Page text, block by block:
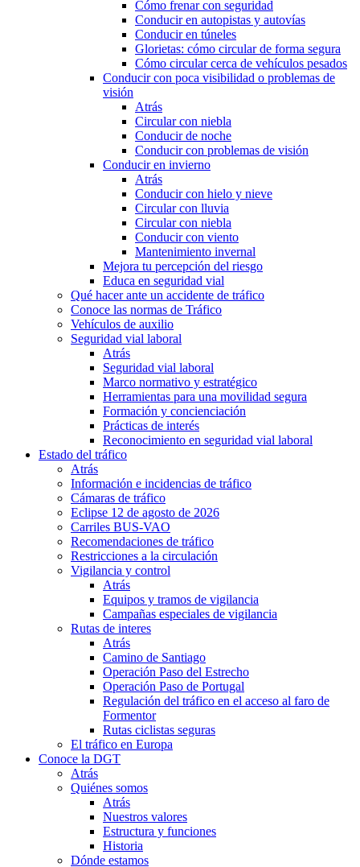
Cómo frenar con seguridad
Conducir en autopistas y autovías
Conducir en túneles
Glorietas: cómo circular de forma segura
Cómo circular cerca de vehículos pesados
Conducir con poca visibilidad o problemas de
visión
Atrás
Circular con niebla
Conducir de noche
Conducir con problemas de visión
Conducir en invierno
Atrás
Conducir con hielo y nieve
Circular con lluvia
Circular con niebla
Conducir con viento
Mantenimiento invernal
Mejora tu percepción del riesgo
Educa en seguridad vial
Qué hacer ante un accidente de tráfico
Conoce las normas de Tráfico
Vehículos de auxilio
Seguridad vial laboral
Atrás
Seguridad vial laboral
Marco normativo y estratégico
Herramientas para una movilidad segura
Formación y concienciación
Prácticas de interés
Reconocimiento en seguridad vial laboral
Estado del tráfico
Atrás
Información e incidencias de tráfico
Cámaras de tráfico
Eclipse 12 de agosto de 2026
Carriles BUS-VAO
Recomendaciones de tráfico
Restricciones a la circulación
Vigilancia y control
Atrás
Equipos y tramos de vigilancia
Campañas especiales de vigilancia
Rutas de interes
Atrás
Camino de Santiago
Operación Paso del Estrecho
Operación Paso de Portugal
Regulación del tráfico en el acceso al faro de
Formentor
Rutas ciclistas seguras
El tráfico en Europa
Conoce la DGT
Atrás
Quiénes somos
Atrás
Nuestros valores
Estructura y funciones
Historia
Dónde estamos